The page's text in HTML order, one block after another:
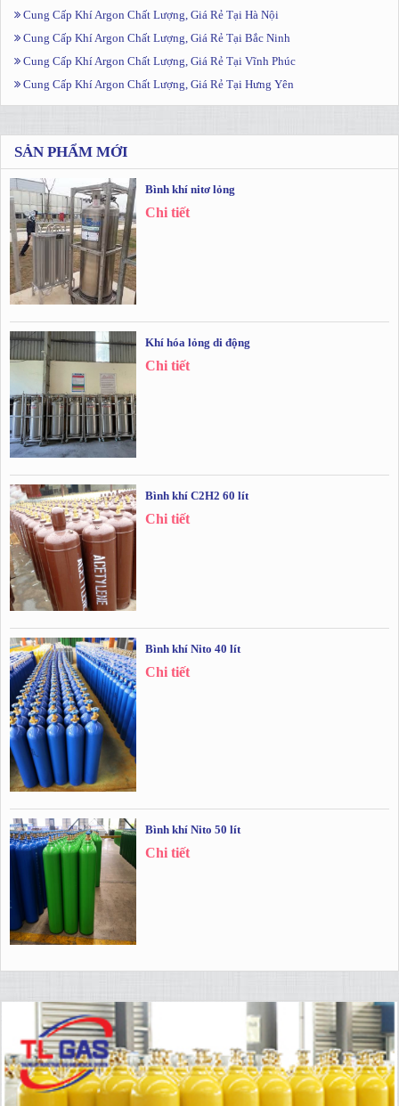
Cung Cấp Khí Argon Chất Lượng, Giá Rẻ Tại Hà Nội
Cung Cấp Khí Argon Chất Lượng, Giá Rẻ Tại Bắc Ninh
Cung Cấp Khí Argon Chất Lượng, Giá Rẻ Tại Vĩnh Phúc
Cung Cấp Khí Argon Chất Lượng, Giá Rẻ Tại Hưng Yên
SẢN PHẨM MỚI
Bình khí nitơ lỏng
Chi tiết
Khí hóa lỏng di động
Chi tiết
Bình khí C2H2 60 lít
Chi tiết
Bình khí Nito 40 lít
Chi tiết
Bình khí Nito 50 lít
Chi tiết